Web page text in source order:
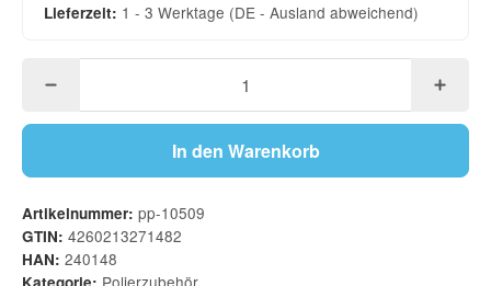
Lieferzeit: 1 - 3 Werktage (DE - Ausland abweichend)
In den Warenkorb
Artikelnummer: pp-10509
GTIN: 4260213271482
HAN: 240148
Kategorie: Polierzubehör